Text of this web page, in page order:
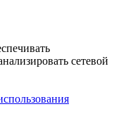
сетевой